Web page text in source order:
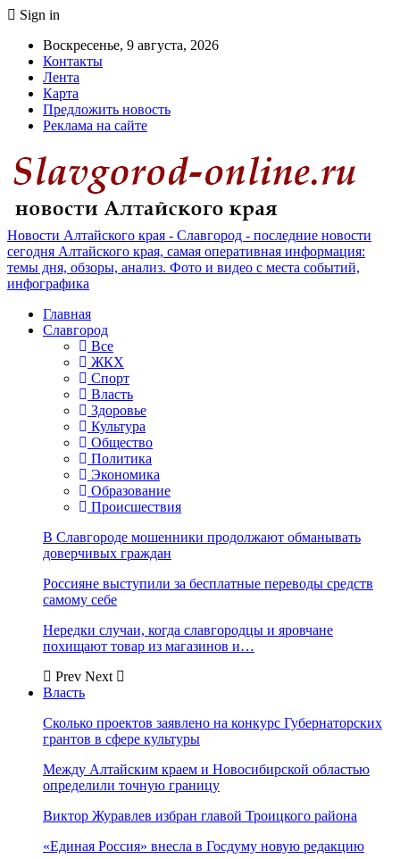
Sign in
Воскресенье, 9 августа, 2026
Контакты
Лента
Карта
Предложить новость
Реклама на сайте
Новости Алтайского края - Славгород - последние новости
сегодня Алтайского края, самая оперативная информация:
темы дня, обзоры, анализ. Фото и видео с места событий,
инфографика
Главная
Славгород
Все
ЖКХ
Спорт
Власть
Здоровье
Культура
Общество
Политика
Экономика
Образование
Происшествия
В Славгороде мошенники продолжают обманывать
доверчивых граждан
Россияне выступили за бесплатные переводы средств
самому себе
Нередки случаи, когда славгородцы и яровчане
похищают товар из магазинов и…
Prev Next
Власть
Сколько проектов заявлено на конкурс Губернаторских
грантов в сфере культуры
Между Алтайским краем и Новосибирской областью
определили точную границу
Виктор Журавлев избран главой Троицкого района
«Единая Россия» внесла в Госдуму новую редакцию